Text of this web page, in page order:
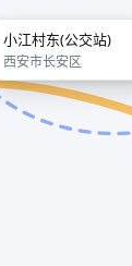
小江村东(公交站)
西安市长安区